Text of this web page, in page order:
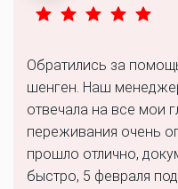
Обратились за
шенген. Наш
отвечала на все мои
переживания очень
прошло отлично,
быстро, 5 февраля